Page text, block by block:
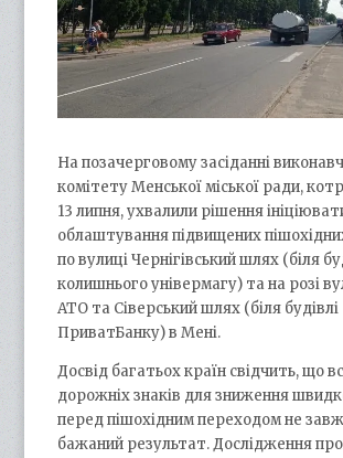
На позачерговому засіданні
комітету Менської міської ради,
13 липня, ухвалили рішення
облаштування підвищених
по вулиці Чернігівський шлях (біля
колишнього універмагу) та на розі
АТО та Сіверський шлях (біля будівлі
ПриватБанку) в Мені.
Досвід багатьох країн свідчить, що
дорожніх знаків для зниження
перед пішохідним переходом не
бажаний результат. Дослідження